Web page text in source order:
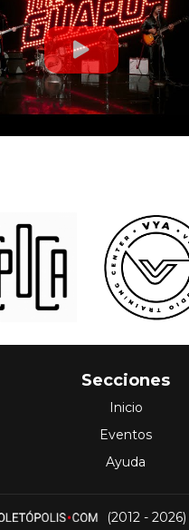
Secciones
Inicio
Eventos
Ayuda
(2012 - 2026)